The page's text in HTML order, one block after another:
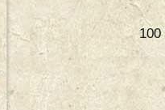
100